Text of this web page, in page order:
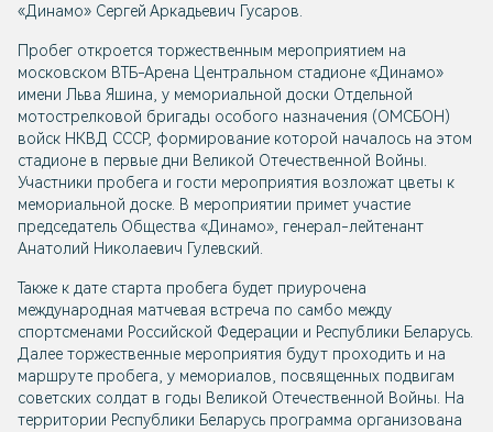
«Динамо» Сергей Аркадьевич Гусаров.
Пробег откроется торжественным мероприятием на
московском ВТБ-Арена Центральном стадионе «Динамо»
имени Льва Яшина, у мемориальной доски Отдельной
мотострелковой бригады особого назначения (ОМСБОН)
войск НКВД СССР, формирование которой началось на этом
стадионе в первые дни Великой Отечественной Войны.
Участники пробега и гости мероприятия возложат цветы к
мемориальной доске. В мероприятии примет участие
председатель Общества «Динамо», генерал-лейтенант
Анатолий Николаевич Гулевский.
Также к дате старта пробега будет приурочена
международная матчевая встреча по самбо между
спортсменами Российской Федерации и Республики Беларусь.
Далее торжественные мероприятия будут проходить и на
маршруте пробега, у мемориалов, посвященных подвигам
советских солдат в годы Великой Отечественной Войны. На
территории Республики Беларусь программа организована